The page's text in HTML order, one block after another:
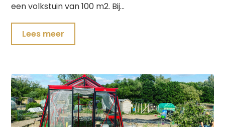
een volkstuin van 100 m2. Bij…
Lees meer